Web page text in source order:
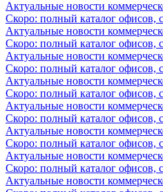
Актуальные новости
Скоро: полный каталог офисов,
Актуальные новости
Скоро: полный каталог офисов,
Актуальные новости
Скоро: полный каталог офисов,
Актуальные новости
Скоро: полный каталог офисов,
Актуальные новости
Скоро: полный каталог офисов,
Актуальные новости
Скоро: полный каталог офисов,
Актуальные новости
Скоро: полный каталог офисов,
Актуальные новости